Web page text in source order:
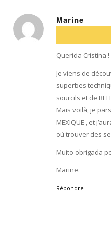
Marine
:
Querida Cristina !
Je viens de
superbes
sourcils et de
Mais voilà, je
MEXIQUE , et
où trouver des
Muito obrigada
Marine.
Répondre